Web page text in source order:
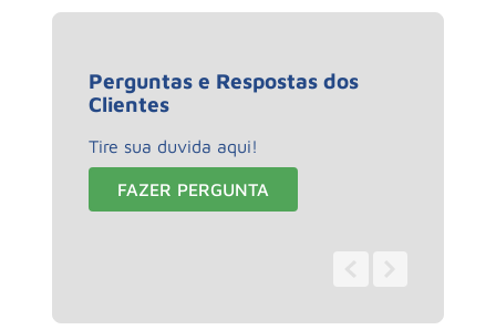
Perguntas e Respostas dos
Clientes
Tire sua duvida aqui!
FAZER PERGUNTA